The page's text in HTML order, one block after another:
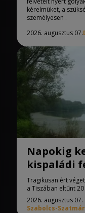
kérelmüket, a
személyesen .
2026. augusztus 07.
Napokig
kispaládi
Tragikusan ért
a Tiszában eltűnt
2026. augusztus 07.
Szabolcs-